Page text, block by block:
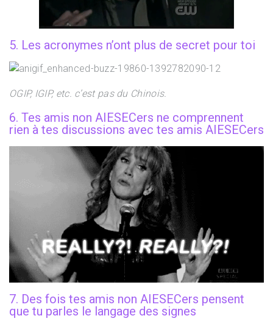
5. Les acronymes n’ont plus de secret pour toi
OGIP, IGIP, etc. c’est pas du Chinois.
6. Tes amis non AIESECers ne comprennent
rien à tes discussions avec tes amis AIESECers
7. Des fois tes amis non AIESECers pensent
que tu parles le langage des signes